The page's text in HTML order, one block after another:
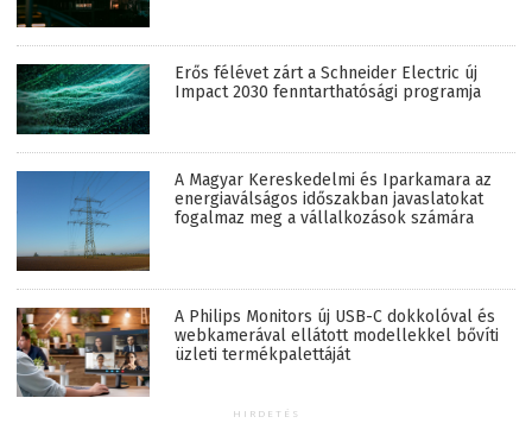
Erős félévet zárt a Schneider Electric új
Impact 2030 fenntarthatósági programja
A Magyar Kereskedelmi és Iparkamara az
energiaválságos időszakban javaslatokat
fogalmaz meg a vállalkozások számára
A Philips Monitors új USB-C dokkolóval és
webkamerával ellátott modellekkel bővíti
üzleti termékpalettáját
HIRDETÉS